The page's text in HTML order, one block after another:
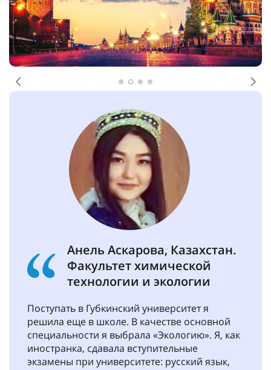
Предыдущее
Анель Аскарова, Казахстан.
Факультет химической
технологии и экологии
Поступать в Губкинский университет я
решила еще в школе. В качестве основной
специальности я выбрала «Экологию». Я, как
иностранка, сдавала вступительные
экзамены при университете: русский язык,